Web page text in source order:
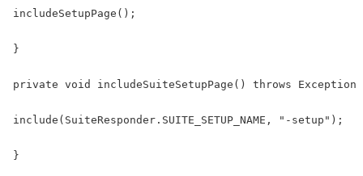
includeSetupPage();
}
private void includeSuiteSetupPage() throws Exception
include(SuiteResponder.SUITE_SETUP_NAME, "-setup");
}